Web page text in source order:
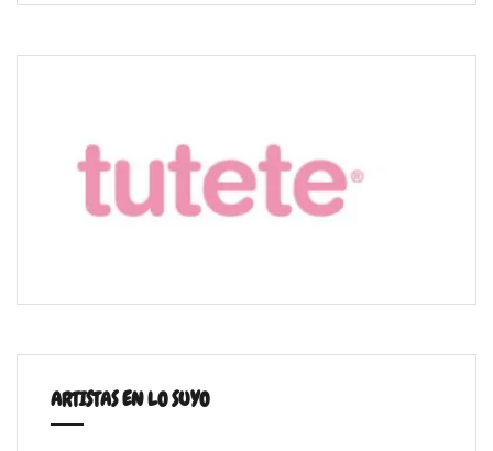
ARTISTAS EN LO SUYO